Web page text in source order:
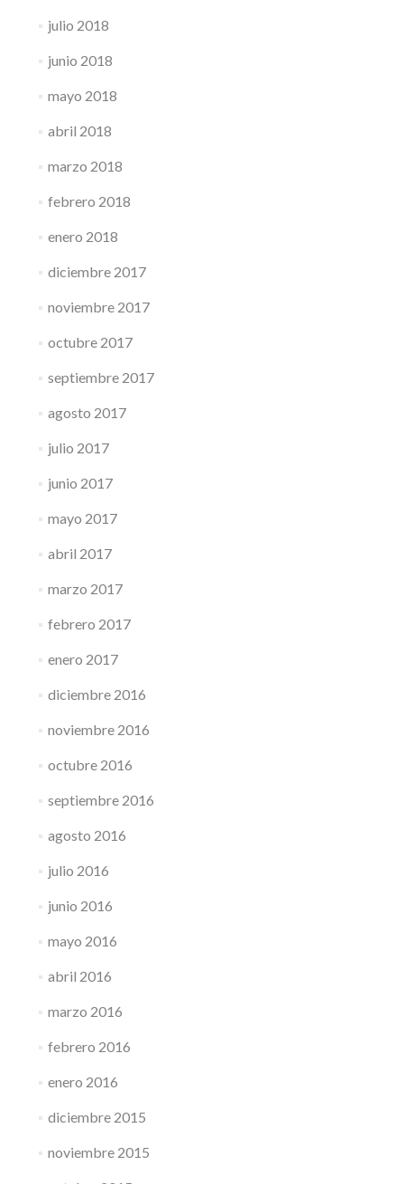
julio 2018
junio 2018
mayo 2018
abril 2018
marzo 2018
febrero 2018
enero 2018
diciembre 2017
noviembre 2017
octubre 2017
septiembre 2017
agosto 2017
julio 2017
junio 2017
mayo 2017
abril 2017
marzo 2017
febrero 2017
enero 2017
diciembre 2016
noviembre 2016
octubre 2016
septiembre 2016
agosto 2016
julio 2016
junio 2016
mayo 2016
abril 2016
marzo 2016
febrero 2016
enero 2016
diciembre 2015
noviembre 2015